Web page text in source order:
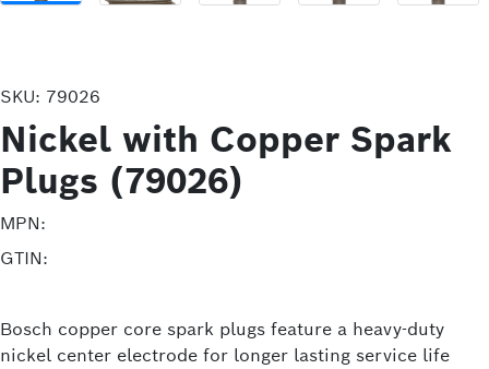
SKU: 79026
Nickel with Copper Spark
Plugs (79026)
MPN:
GTIN:
Bosch copper core spark plugs feature a heavy-duty
nickel center electrode for longer lasting service life